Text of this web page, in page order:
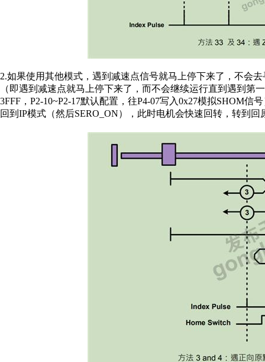
2.如果使用其他模式，遇到减速点信号就马上停下来了，不会
（即遇到减速点就马上停下来了，而不会继续运行直到遇到第
3FFF，P2-10~P2-17默认配置，往P4-07写入0x27模拟SHOM信
回到IP模式（然后SERO_ON），此时电机会快速回转，转到